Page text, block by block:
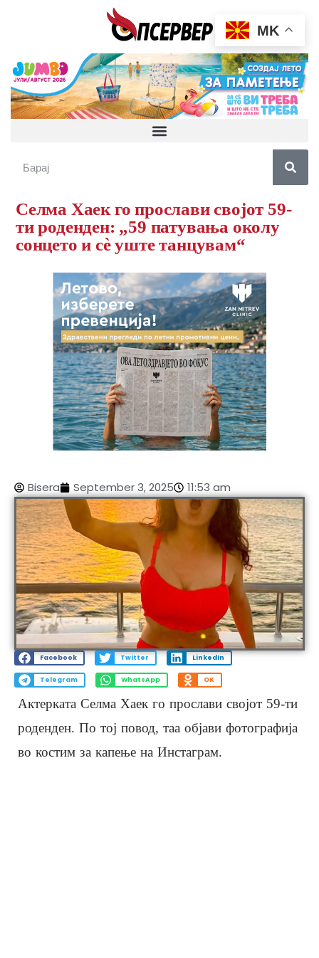
Селма Хаек го прослави својот 59-
ти роденден: „59 патувања околу
сонцето и сè уште танцувам“
Bisera September 3, 2025 11:53 am
Facebook Twitter LinkedIn
Telegram WhatsApp OK
Актерката Селма Хаек го прослави својот 59-ти
роденден. По тој повод, таа објави фотографија
во костим за капење на Инстаграм.
MK